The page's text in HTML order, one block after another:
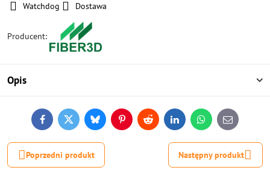
Watchdog
Dostawa
Producent:
Opis
FacebookTwitterBlueskyPinterestReddit LinkedInWhatsApp
E-
mail
Poprzedni produkt Następny produkt